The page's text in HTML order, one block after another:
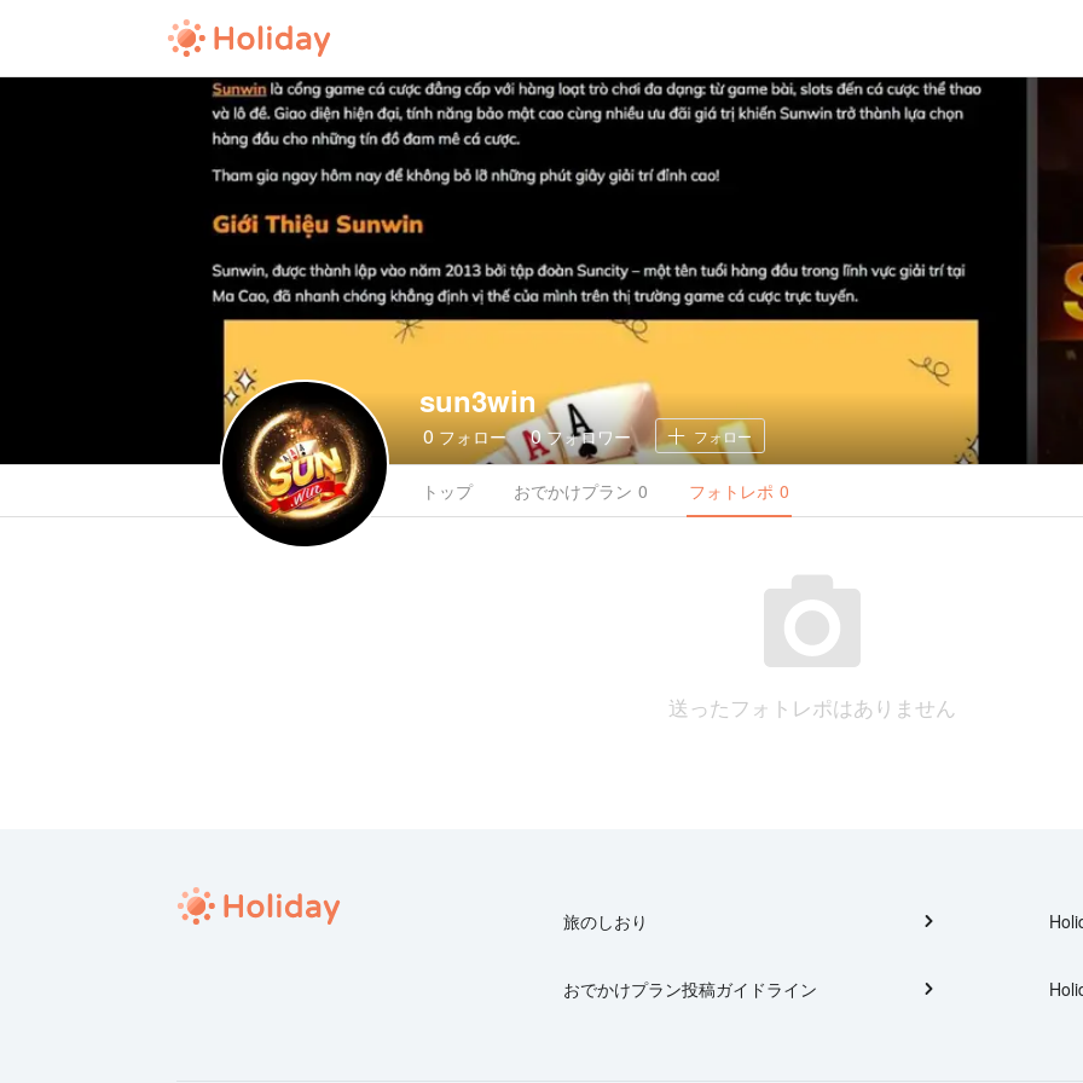
sun3win
0フォロー 0フォロワー フォロー
トップ おでかけプラン 0 フォトレポ 0
送ったフォトレポはありません
旅のしおり
おでかけプラン投稿ガイドライン